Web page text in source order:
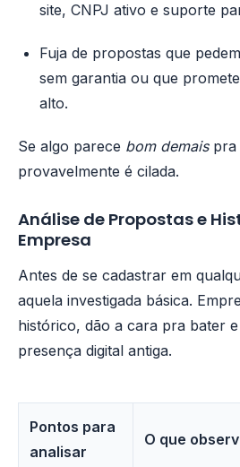
site, CNPJ ativo e suporte
Fuja de propostas que
sem garantia ou que
alto.
Se algo parece bom demaispra
provavelmente é cilada.
Análise de Propostas e
Empresa
Antes de se cadastrar em
aquela investigada básica.
histórico, dão a cara pra bater
presença digital antiga.
Pontos para
analisar
O que